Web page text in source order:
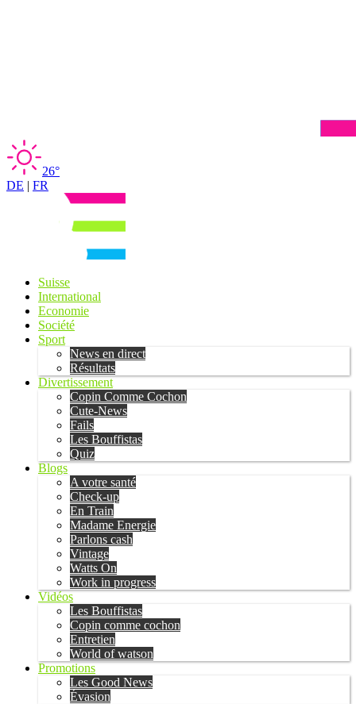
26°
DE | FR
Suisse
International
Economie
Société
Sport
News en direct
Résultats
Divertissement
Copin Comme Cochon
Cute-News
Fails
Les Bouffistas
Quiz
Blogs
A votre santé
Check-up
En Train
Madame Energie
Parlons cash
Vintage
Watts On
Work in progress
Vidéos
Les Bouffistas
Copin comme cochon
Entretien
World of watson
Promotions
Les Good News
Évasion